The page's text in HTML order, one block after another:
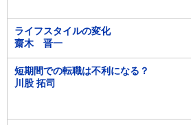
ライフスタイルの変化
齋木 晋一
短期間での転職は不利になる？
川股 拓司